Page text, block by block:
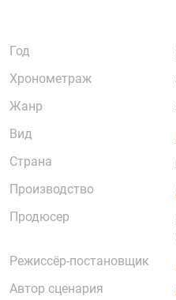
Год
Хронометраж
Жанр
Вид
Страна
Производство
Продюсер
Режиссёр-постановщик
Автор сценария